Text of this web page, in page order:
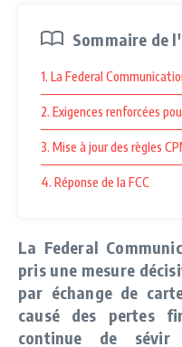
Sommaire de
1. La Federal
2. Exigences renforcées
3. Mise à jour des règles
4. Réponse de la FCC
La Federal
pris une mesure
par échange de
causé des pertes
continue de